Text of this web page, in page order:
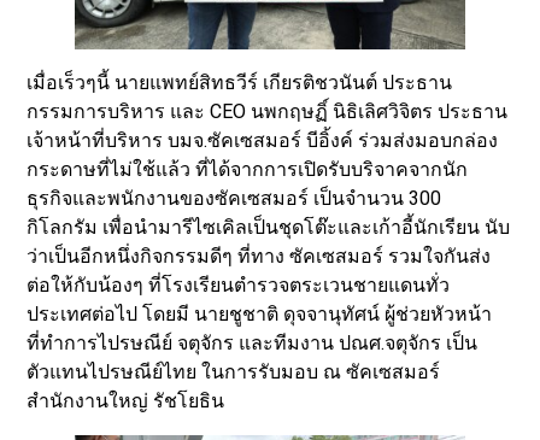
เมื่อเร็วๆนี้ นายแพทย์สิทธวีร์ เกียรติชวนันต์ ประธาน
กรรมการบริหาร และ CEO นพกฤษฏิ์ นิธิเลิศวิจิตร ประธาน
เจ้าหน้าที่บริหาร บมจ.ซัคเซสมอร์ บีอิ้งค์ ร่วมส่งมอบกล่อง
กระดาษที่ไม่ใช้แล้ว ที่ได้จากการเปิดรับบริจาคจากนัก
ธุรกิจและพนักงานของซัคเซสมอร์ เป็นจำนวน 300
กิโลกรัม เพื่อนำมารีไซเคิลเป็นชุดโต๊ะและเก้าอี้นักเรียน นับ
ว่าเป็นอีกหนึ่งกิจกรรมดีๆ ที่ทาง ซัคเซสมอร์ รวมใจกันส่ง
ต่อให้กับน้องๆ ที่โรงเรียนตำรวจตระเวนชายแดนทั่ว
ประเทศต่อไป โดยมี นายชูชาติ ดุจจานุทัศน์ ผู้ช่วยหัวหน้า
ที่ทำการไปรษณีย์ จตุจักร และทีมงาน ปณศ.จตุจักร เป็น
ตัวแทนไปรษณีย์ไทย ในการรับมอบ ณ ซัคเซสมอร์
สำนักงานใหญ่ รัชโยธิน